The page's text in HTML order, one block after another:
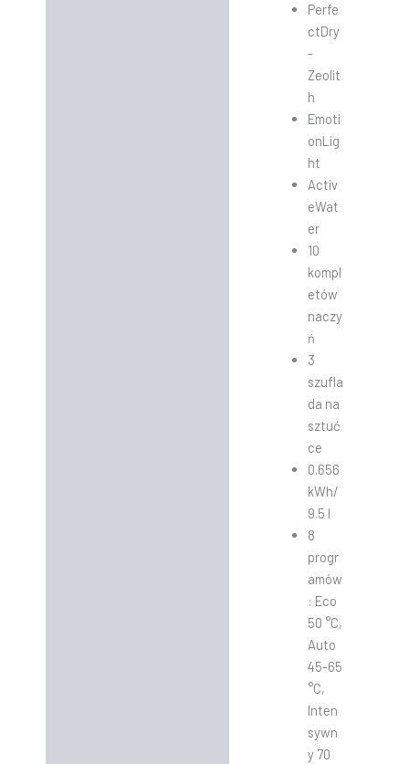
Perfe
ctDry
-
Zeolit
h
Emoti
onLig
ht
Activ
eWat
er
10
kompl
etów
naczy
ń
3
szufla
da na
sztuć
ce
0.656
kWh/
9.5 l
8
progr
amów
: Eco
50 °C,
Auto
45-65
°C,
Inten
sywn
y 70